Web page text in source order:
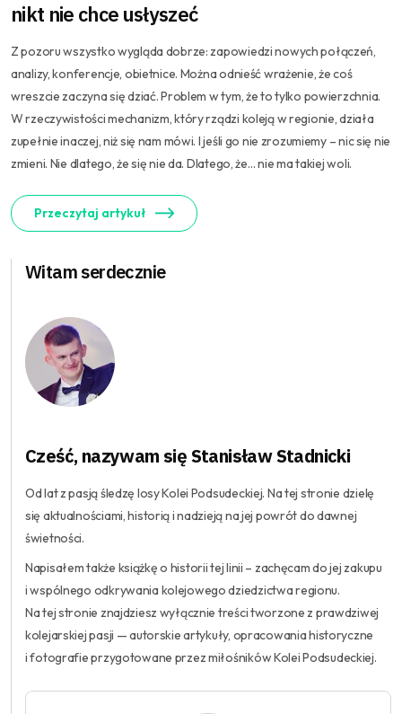
nikt nie chce usłyszeć
Z pozoru wszystko wygląda dobrze: zapowiedzi nowych połączeń,
analizy, konferencje, obietnice. Można odnieść wrażenie, że coś
wreszcie zaczyna się dziać. Problem w tym, że to tylko powierzchnia.
W rzeczywistości mechanizm, który rządzi koleją w regionie, działa
zupełnie inaczej, niż się nam mówi. I jeśli go nie zrozumiemy – nic się nie
zmieni. Nie dlatego, że się nie da. Dlatego, że… nie ma takiej woli.
Przeczytaj artykuł
Witam serdecznie
Cześć, nazywam się Stanisław Stadnicki
Od lat z pasją śledzę losy Kolei Podsudeckiej. Na tej stronie dzielę
się aktualnościami, historią i nadzieją na jej powrót do dawnej
świetności.
Napisałem także książkę o historii tej linii – zachęcam do jej zakupu
i wspólnego odkrywania kolejowego dziedzictwa regionu.
Na tej stronie znajdziesz wyłącznie treści tworzone z prawdziwej
kolejarskiej pasji — autorskie artykuły, opracowania historyczne
i fotografie przygotowane przez miłośników Kolei Podsudeckiej.